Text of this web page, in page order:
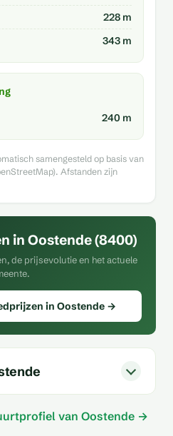
228 m
343 m
240 m
samengesteld op basis van
Afstanden zijn
in Oostende (8400)
de prijsevolutie en het actuele
in Oostende →
van Oostende →